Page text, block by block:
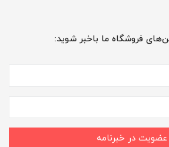
فروشگاه ما باخبر شوید:
عضویت در خبرنامه